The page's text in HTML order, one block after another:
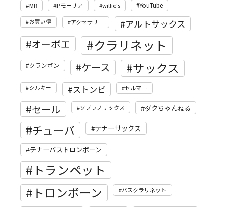
MB P.モーリア willie's YouTube
お買い得 アクセサリー アルトサックス
オーボエ クラリネット
クランポン ケース サックス
シルキー ストンビ セルマー
セール ソプラノサックス ダクちゃんねる
チューバ テナーサックス
テナーバストロンボーン
トランペット
トロンボーン バスクラリネット